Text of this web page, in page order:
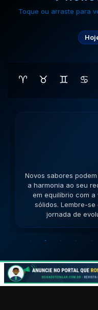
Toque ou arraste para
♈ ♉ ♊ ♋
Novas amizades
versatilidade é seu
impasses de forma
sucesso. Lembre-
jornada de